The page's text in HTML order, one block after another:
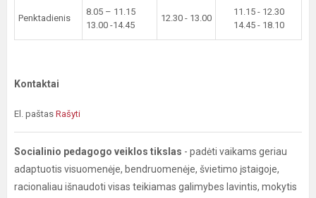
Penktadienis
8.05 – 11.15
13.00 -14.45
12.30 - 13.00
11.15 - 12.30
14.45 - 18.10
Kontaktai
El. paštas Rašyti
Socialinio pedagogo veiklos tikslas - padėti vaikams geriau
adaptuotis visuomenėje, bendruomenėje, švietimo įstaigoje,
racionaliau išnaudoti visas teikiamas galimybes lavintis, mokytis